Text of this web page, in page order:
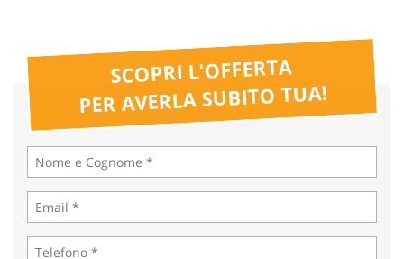
SCOPRI L'OFFERTA
PER AVERLA SUBITO TUA!
momento.
Cookie necessari
Cookie delle preferenze